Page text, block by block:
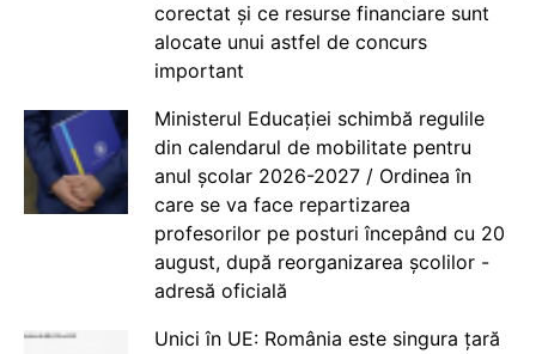
corectat și ce resurse financiare sunt
alocate unui astfel de concurs
important
Ministerul Educației schimbă regulile
din calendarul de mobilitate pentru
anul școlar 2026-2027 / Ordinea în
care se va face repartizarea
profesorilor pe posturi începând cu 20
august, după reorganizarea școlilor -
adresă oficială
Unici în UE: România este singura țară